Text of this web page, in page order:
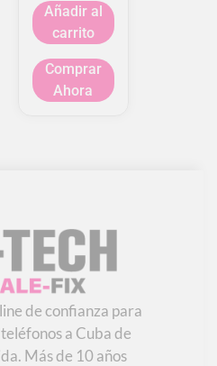
Añadir al
carrito
Comprar
Ahora
de confianza para
a Cuba de
Más de 10 años